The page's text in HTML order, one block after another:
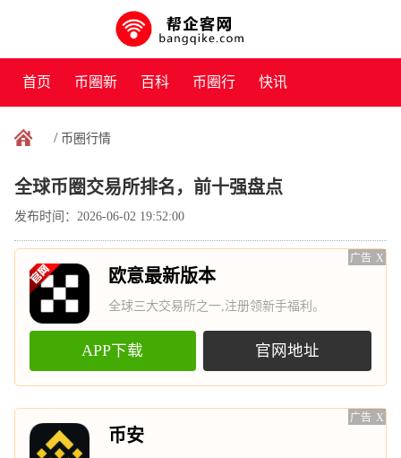
首页 币圈新
闻
百科 币圈行 快讯
/ 币圈行情
全球币圈交易所排名，前十强盘点
发布时间：2026-06-02 19:52:00
广告 X
欧意最新版本
全球三大交易所之一,注册领新手福利。
APP下载 官网地址
广告 X
币安